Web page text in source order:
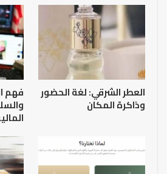
العطر الشرقي: لغة الحضور
وذاكرة المكان
فهم